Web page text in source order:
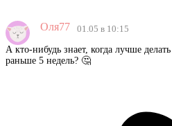
Оля77 01.05 в 10:15
А кто-нибудь знает, когда лучше
раньше 5 недель? 🤔